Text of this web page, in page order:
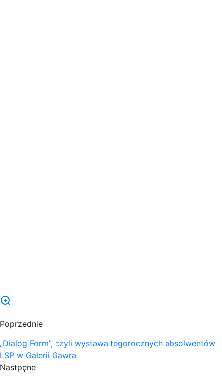
Poprzednie
„Dialog Form”, czyli wystawa tegorocznych absolwentów
LSP w Galerii Gawra
Nastpęne